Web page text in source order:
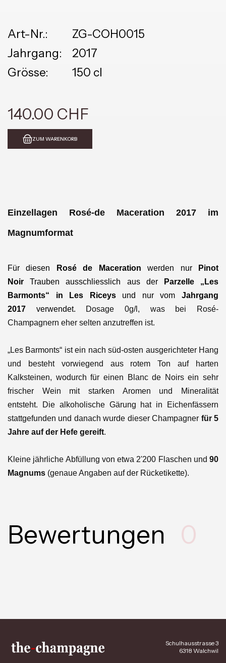
Art-Nr.:
ZG-COH0015
Jahrgang:
2017
Grösse:
150 cl
140.00 CHF
ZUM WARENKORB
Einzellagen Rosé-de Maceration 2017 im
Magnumformat
Für diesen Rosé de Maceration werden nur
Pinot
Noir Trauben ausschliesslich aus der
Parzelle „Les
Barmonts“ in Les Riceysund nur vomJahrgang
2017 verwendet. Dosage 0g/l, was bei Rosé-
Champagnern eher selten anzutreffen ist.
„Les Barmonts“ ist ein nach süd-osten ausgerichteter Hang
und besteht vorwiegend aus rotem Ton auf harten
Kalksteinen, wodurch für einen Blanc de Noirs ein sehr
frischer Wein mit starken Aromen und Mineralität
entsteht. Die alkoholische Gärung hat in Eichenfässern
stattgefunden und danach wurde dieser Champagner für 5
Jahre auf der Hefe gereift.
Kleine jährliche Abfüllung von etwa 2'200 Flaschen und 90
Magnums (genaue Angaben auf der Rücketikette).
Bewertungen 0
Schulhausstrasse 3
6318 Walchwil